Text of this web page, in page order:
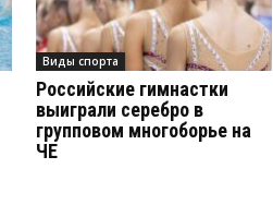
Виды спорта
Российские гимнастки
выиграли серебро в
групповом многоборье на
ЧЕ